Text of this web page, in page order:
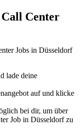
Center
Jobs in Düsseldorf
lade deine
auf und klicke
bei dir, um über
Job in Düsseldorf zu